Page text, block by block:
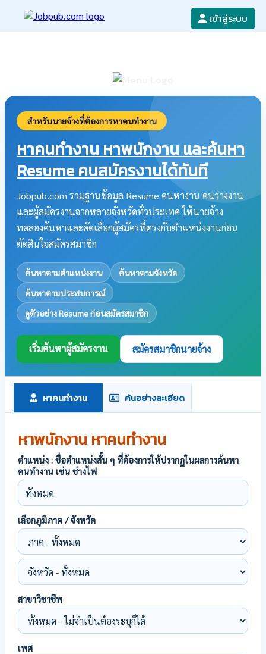
เข้าสู่ระบบ
สำหรับนายจ้างที่ต้องการหาคนทำงาน
หาคนทำงาน หาพนักงาน และค้นหา
Resume คนสมัครงานได้ทันที
Jobpub.com รวมฐานข้อมูล Resume คนหางาน คนว่างงาน
และผู้สมัครงานจากหลายจังหวัดทั่วประเทศ ให้นายจ้าง
ทดลองค้นหาและคัดเลือกผู้สมัครที่ตรงกับตำแหน่งงานก่อน
ตัดสินใจสมัครสมาชิก
ค้นหาตามตำแหน่งงาน
ค้นหาตามจังหวัด
ค้นหาตามประสบการณ์
ดูตัวอย่าง Resume ก่อนสมัครสมาชิก
เริ่มค้นหาผู้สมัครงาน สมัครสมาชิกนายจ้าง
หาคนทำงาน ค้นอย่างละเอียด
หาพนักงาน หาคนทำงาน
ตำแหน่ง : ชื่อตำแหน่งสั้น ๆ ที่ต้องการให้ปรากฏในผลการค้นหา
คนทำงาน เช่น ช่างไฟ
เลือกภูมิภาค / จังหวัด
สาขาวิชาชีพ
เพศ